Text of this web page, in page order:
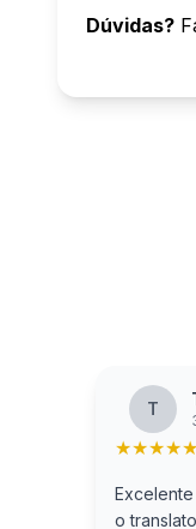
Dúvidas?
T
★★★★★
o